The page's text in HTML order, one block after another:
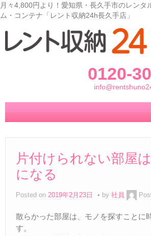
月々4,800円より！愛知県・長久手市のレンタ
ム・コンテナ「レント収納24h長久手店」
0120-
トップ
– Top –
– User guide –
– How to use –
片付けられない部屋
になる
Posted on 2019年2月23日 by 社員
散らかった部屋は、モノを探すことに
す。